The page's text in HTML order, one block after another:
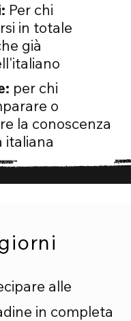
Per chi
in totale
già
per chi
o
la conoscenza
italiana
alle
in completa